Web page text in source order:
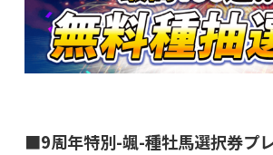
■9周年特別-颯-種牡馬選択券プ